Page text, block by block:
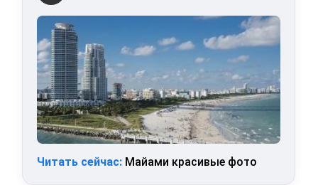
Читать сейчас: Майами красивые фото